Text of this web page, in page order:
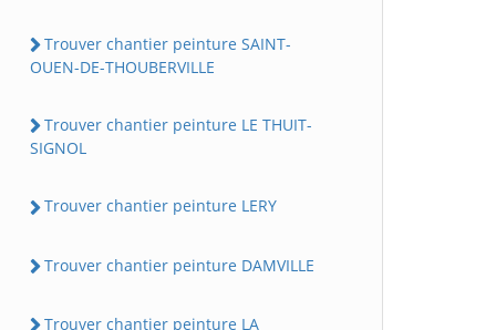
Trouver chantier peinture SAINT-
OUEN-DE-THOUBERVILLE
Trouver chantier peinture LE THUIT-
SIGNOL
Trouver chantier peinture LERY
Trouver chantier peinture DAMVILLE
Trouver chantier peinture LA